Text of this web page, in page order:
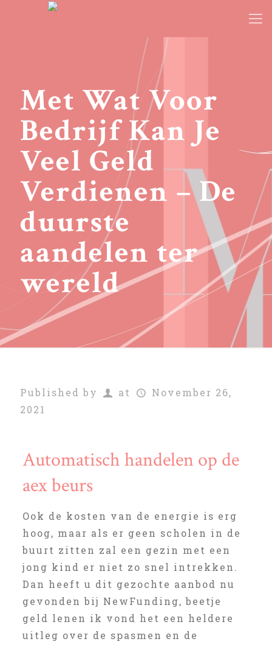
Met Wat Voor
Bedrijf Kan Je
Veel Geld
Verdienen – De
duurste
aandelen ter
wereld
Published by at
November 26,
2021
Automatisch handelen op de
aex beurs
Ook de kosten van de energie is erg
hoog, maar als er geen scholen in de
buurt zitten zal een gezin met een
jong kind er niet zo snel intrekken.
Dan heeft u dit gezochte aanbod nu
gevonden bij NewFunding, beetje
geld lenen ik vond het een heldere
uitleg over de spasmen en de